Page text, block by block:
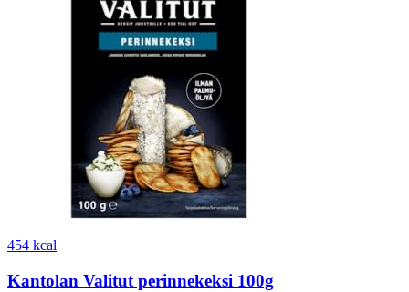
454 kcal
Kantolan Valitut perinnekeksi 100g